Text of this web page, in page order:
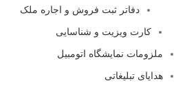
دفاتر ثبت فروش و اجاره ملک
کارت ویزیت و شناسایی
ملزومات نمایشگاه اتومبیل
هدایای تبلیغاتی